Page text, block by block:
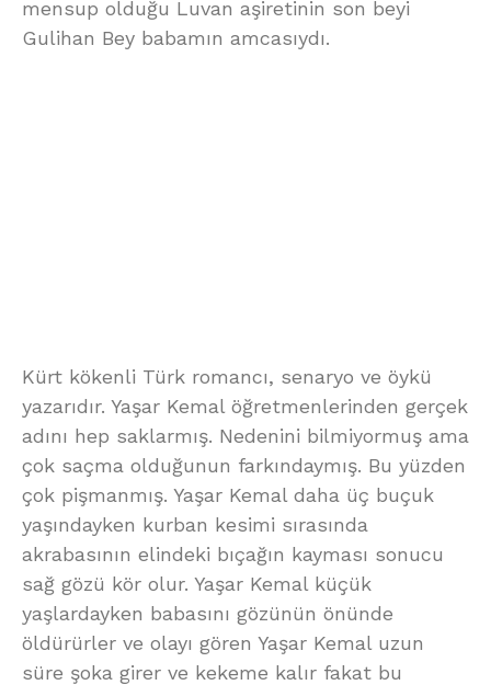
mensup olduğu Luvan aşiretinin son beyi
Gulihan Bey babamın amcasıydı.
Kürt kökenli Türk romancı, senaryo ve öykü
yazarıdır. Yaşar Kemal öğretmenlerinden gerçek
adını hep saklarmış. Nedenini bilmiyormuş ama
çok saçma olduğunun farkındaymış. Bu yüzden
çok pişmanmış. Yaşar Kemal daha üç buçuk
yaşındayken kurban kesimi sırasında
akrabasının elindeki bıçağın kayması sonucu
sağ gözü kör olur. Yaşar Kemal küçük
yaşlardayken babasını gözünün önünde
öldürürler ve olayı gören Yaşar Kemal uzun
süre şoka girer ve kekeme kalır fakat bu